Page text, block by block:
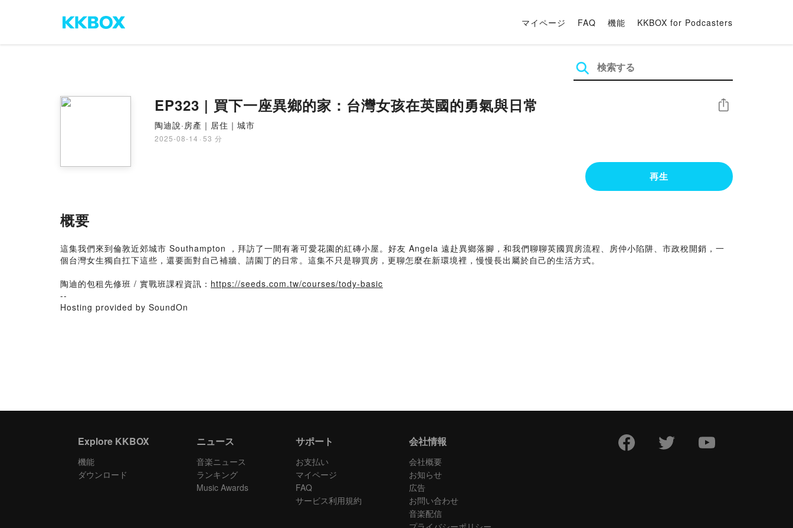
マイページ FAQ 機能 KKBOX for Podcasters
EP323 | 買下一座異鄉的家：台灣女孩在英國的勇氣與日常
陶迪說·房產｜居住｜城市
2025-08-14 · 53 分
シェア
再生
概要
這集我們來到倫敦近郊城市 Southampton ，拜訪了一間有著可愛花園的紅磚小屋。好友 Angela 遠赴異鄉落腳，和我們聊聊英國買房流程、房仲小陷阱、市政稅開銷，一
個台灣女生獨自扛下這些，還要面對自己補牆、請園丁的日常。這集不只是聊買房，更聊怎麼在新環境裡，慢慢長出屬於自己的生活方式。
陶迪的包租先修班 / 實戰班課程資訊： https://seeds.com.tw/courses/tody-basic
--
Hosting provided by SoundOn
Explore KKBOX
機能
ダウンロード
ニュース
音楽ニュース
ランキング
Music Awards
サポート
お支払い
マイページ
FAQ
サービス利用規約
会社情報
会社概要
お知らせ
広告
お問い合わせ
音楽配信